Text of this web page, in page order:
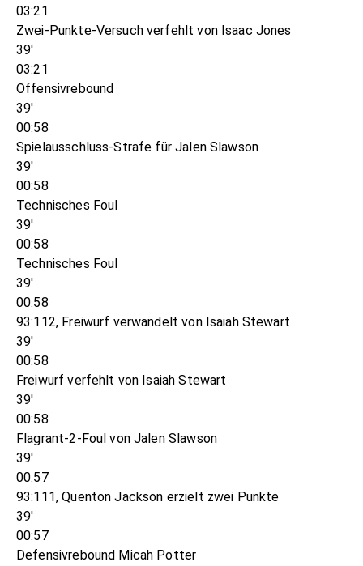
03:21
Zwei-Punkte-Versuch verfehlt von Isaac Jones
39'
03:21
Offensivrebound
39'
00:58
Spielausschluss-Strafe für Jalen Slawson
39'
00:58
Technisches Foul
39'
00:58
Technisches Foul
39'
00:58
93:112, Freiwurf verwandelt von Isaiah Stewart
39'
00:58
Freiwurf verfehlt von Isaiah Stewart
39'
00:58
Flagrant-2-Foul von Jalen Slawson
39'
00:57
93:111, Quenton Jackson erzielt zwei Punkte
39'
00:57
Defensivrebound Micah Potter